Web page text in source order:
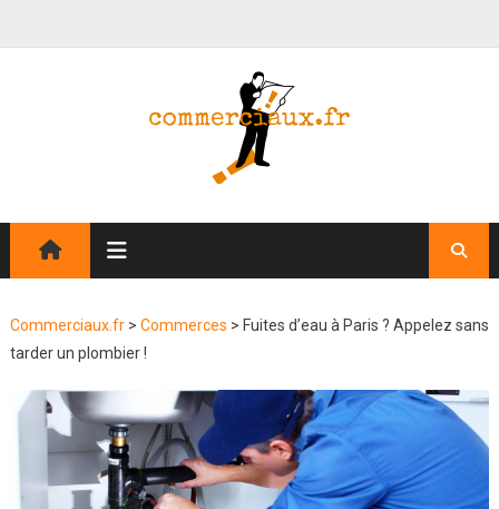
Commerciaux.fr> Commerces > Fuites d’eau à Paris ? Appelez sans
tarder un plombier !